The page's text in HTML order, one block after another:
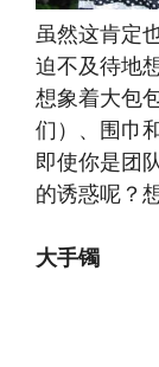
虽然这肯定
迫不及待地
想象着大包
们）、围巾
即使你是团
的诱惑呢？
大手镯